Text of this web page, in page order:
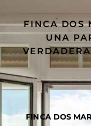
FINCA DOS
UNA
FINCA DOS